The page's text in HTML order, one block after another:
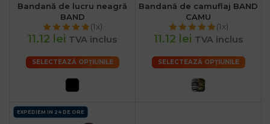
Bandană de lucru neagră
BAND
(1x)
11.12 lei TVA inclus
SELECTEAZĂ OPȚIUNILE
Bandană de camuflaj BAND
CAMU
(1x)
11.12 lei TVA inclus
SELECTEAZĂ OPȚIUNILE
EXPEDIEM IN 24 DE ORE